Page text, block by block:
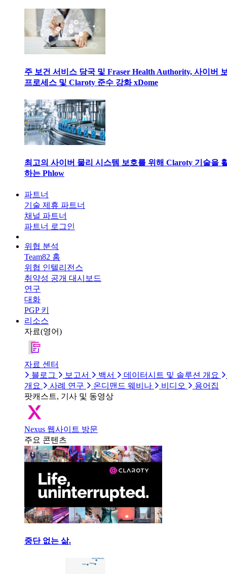
주 보건 서비스 당국 및 Fraser Health Authority, 사이버
프로세스 및 Claroty 준수 강화 xDome
최고의 사이버 물리 시스템 보호를 위해 Claroty 기술을
하는 Phlow
파트너
기술 제휴 파트너
채널 파트너
파트너 로그인
위협 분석
Team82 홈
위협 인텔리전스
취약성 공개 대시보드
연구
대화
PGP 키
리소스
자료(영어)
자료 센터
블로그
보고서 백서
데이터시트 및 솔루션 개요
개요
사례 연구 온디맨드 웨비나 비디오
용어집
팟캐스트, 기사 및 동영상
Nexus 웹사이트 방문
주요 콘텐츠
중단 없는 삶.